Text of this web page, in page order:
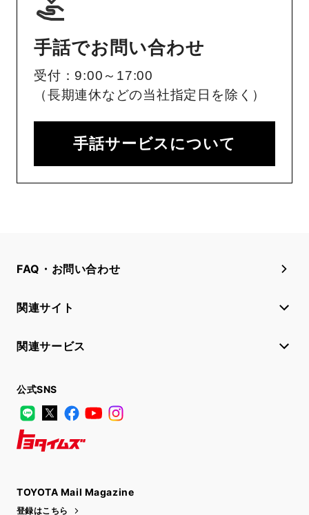
手話でお問い合わせ
受付：9:00～17:00
（長期連休などの当社指定日を除く）
手話サービスについて
FAQ・お問い合わせ
関連サイト
関連サービス
公式SNS
LINE
X FacebookYouTube
TOYOTA Mail Magazine
登録はこちら